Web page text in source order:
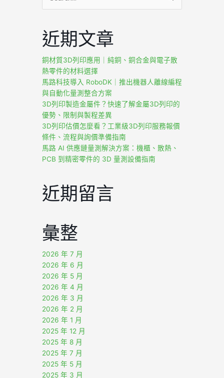
尋
鍵
字:
近期文章
銅材質3D列印應用｜純銅、銅合金與電子散
熱零件的材料選擇
馬路科技導入 RoboDK｜推出機器人離線編程
與自動化量測整合方案
3D列印製造金屬件？快速了解金屬3D列印的
優勢、限制與製程差異
3D列印估價怎麼看？工業級3D列印服務報價
條件、流程與詢價準備指南
馬路 AI 供應鏈量測解決方案：機櫃、散熱、
PCB 到精密零件的 3D 量測設備指南
近期留言
彙整
2026 年 7 月
2026 年 6 月
2026 年 5 月
2026 年 4 月
2026 年 3 月
2026 年 2 月
2026 年 1 月
2025 年 12 月
2025 年 8 月
2025 年 7 月
2025 年 5 月
2025 年 3 月